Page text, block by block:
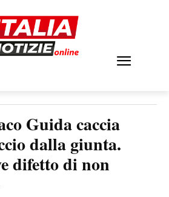
Guida caccia
dalla giunta.
difetto di non